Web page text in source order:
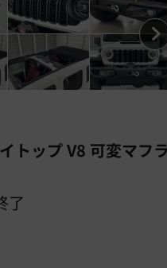
トップ V8 可変マフラ
了